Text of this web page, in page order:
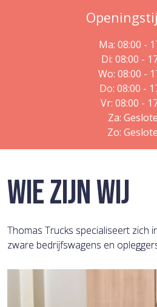
Ma: 08:00 -
Di: 08:00 -
Wo: 08:00 -
Do: 08:00 -
Vr: 08:00 -
Za:
Zo:
WIE ZIJN WIJ
Thomas Trucks specialiseert zich
zware bedrijfswagens en